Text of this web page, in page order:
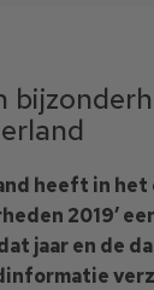
heeft in het
2019’
jaar en de